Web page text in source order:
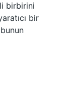
birbirini
bir